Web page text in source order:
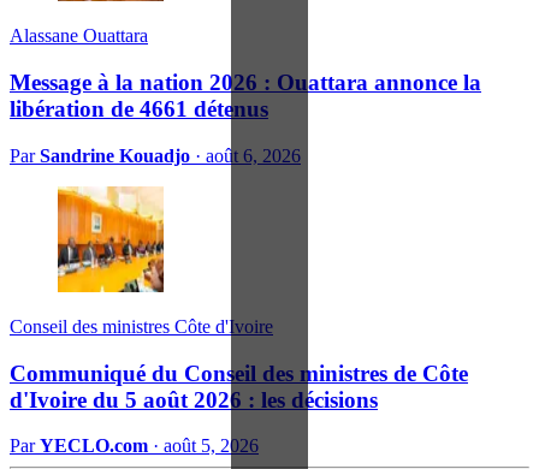
Alassane Ouattara
Message à la nation 2026 : Ouattara annonce la
libération de 4661 détenus
ParSandrine Kouadjo · août 6, 2026
Conseil des ministres Côte d'Ivoire
Communiqué du Conseil des ministres de Côte
d'Ivoire du 5 août 2026 : les décisions
ParYECLO.com · août 5, 2026